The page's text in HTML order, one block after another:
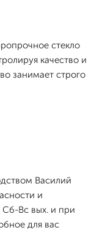
стекло
качество и
занимает строго
Василий
и
Вс вых. и при
для вас